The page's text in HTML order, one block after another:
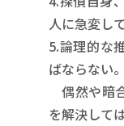
人に急変し
5.論理的な
ばならない。
偶然や暗
を解決して